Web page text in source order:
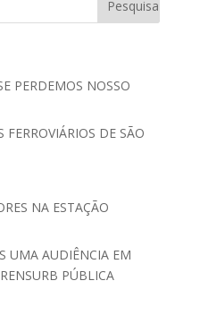
PERDEMOS NOSSO
DE SÃO
NA ESTAÇÃO
UMA AUDIÊNCIA EM
PÚBLICA